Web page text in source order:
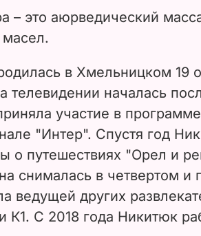
– это аюрведический
в Хмельницком 19
телевидении началась
участие в
"Интер". Спустя год
о путешествиях "Орел и
снималась в четвертом и
ведущей других
К1. С 2018 года Никитюк